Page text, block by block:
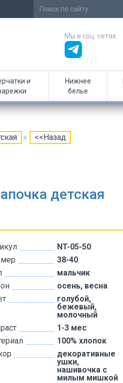
Мы в соц. сетях
и
Нижнее
белье
<<Назад
детская
NT-05-50
38-40
мальчик
осень, весна
голубой,
бежевый,
молочный
1-3 мес
100% хлопок
декоративные
ушки,
нашивочка с
милым мишкой